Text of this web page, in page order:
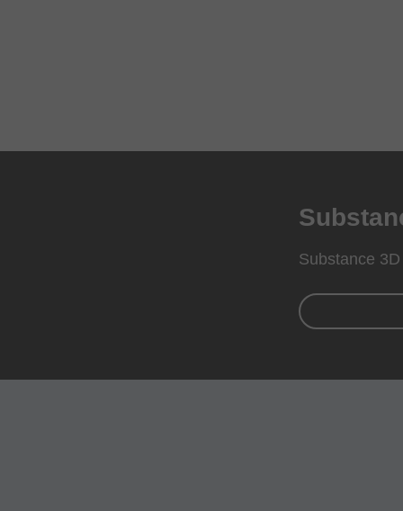
Substance